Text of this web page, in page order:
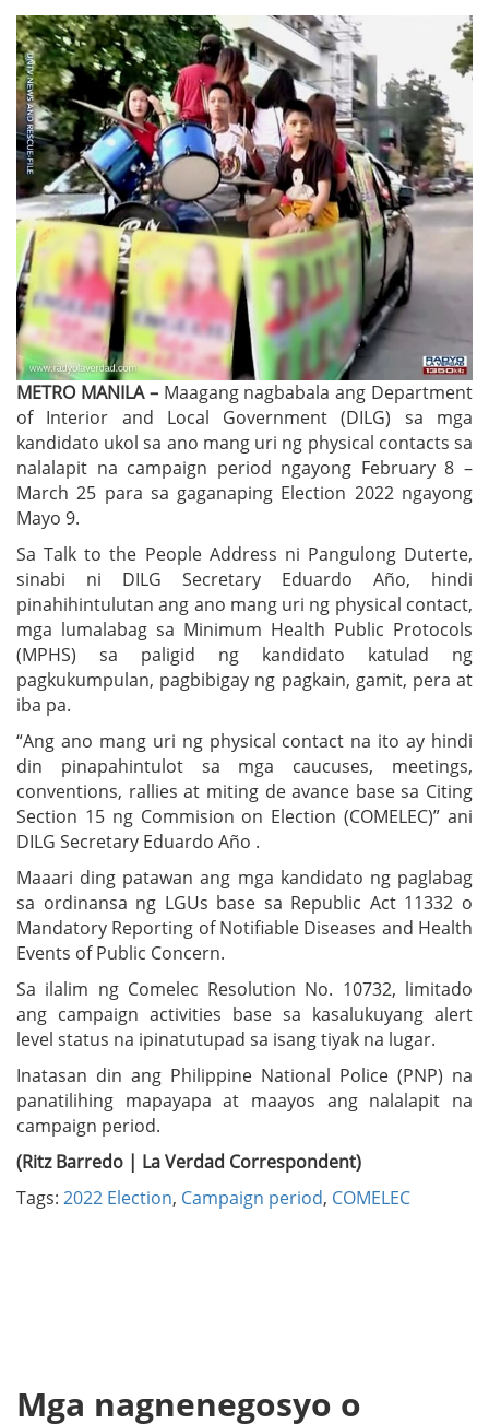
METRO MANILA – Maagang nagbabala ang Department
of Interior and Local Government (DILG) sa mga
kandidato ukol sa ano mang uri ng physical contacts sa
nalalapit na campaign period ngayong February 8 –
March 25 para sa gaganaping Election 2022 ngayong
Mayo 9.
Sa Talk to the People Address ni Pangulong Duterte,
sinabi ni DILG Secretary Eduardo Año, hindi
pinahihintulutan ang ano mang uri ng physical contact,
mga lumalabag sa Minimum Health Public Protocols
(MPHS) sa paligid ng kandidato katulad ng
pagkukumpulan, pagbibigay ng pagkain, gamit, pera at
iba pa.
“Ang ano mang uri ng physical contact na ito ay hindi
din pinapahintulot sa mga caucuses, meetings,
conventions, rallies at miting de avance base sa Citing
Section 15 ng Commision on Election (COMELEC)” ani
DILG Secretary Eduardo Año .
Maaari ding patawan ang mga kandidato ng paglabag
sa ordinansa ng LGUs base sa Republic Act 11332 o
Mandatory Reporting of Notifiable Diseases and Health
Events of Public Concern.
Sa ilalim ng Comelec Resolution No. 10732, limitado
ang campaign activities base sa kasalukuyang alert
level status na ipinatutupad sa isang tiyak na lugar.
Inatasan din ang Philippine National Police (PNP) na
panatilihing mapayapa at maayos ang nalalapit na
campaign period.
(Ritz Barredo | La Verdad Correspondent)
Tags: 2022 Election, Campaign period, COMELEC
Mga nagnenegosyo o